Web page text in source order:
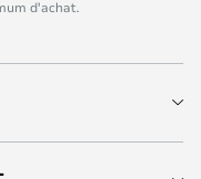
d'achat.